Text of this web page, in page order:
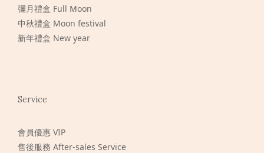
彌月禮盒 Full Moon
中秋禮盒 Moon festival
新年禮盒 New year
Service
會員優惠 VIP
售後服務 After-sales Service